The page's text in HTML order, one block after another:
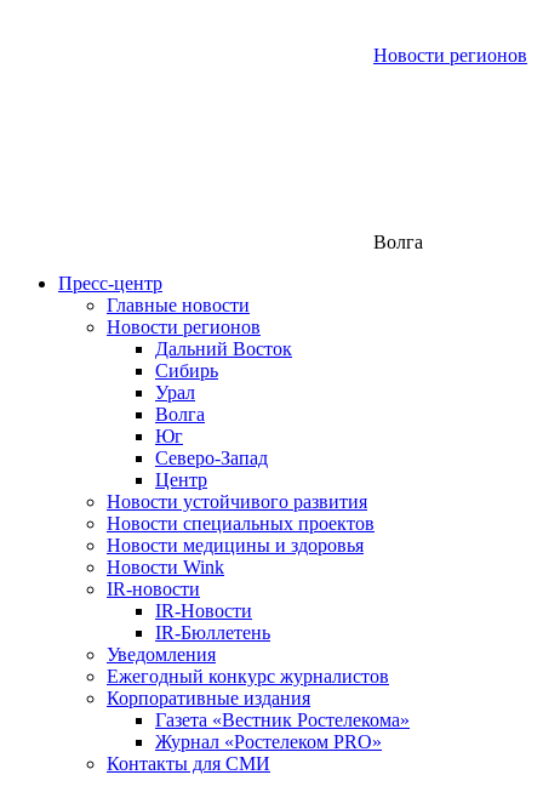
Новости регионов
Волга
Пресс-центр
Главные новости
Новости регионов
Дальний Восток
Сибирь
Урал
Волга
Юг
Северо-Запад
Центр
Новости устойчивого развития
Новости специальных проектов
Новости медицины и здоровья
Новости Wink
IR-новости
IR-Новости
IR-Бюллетень
Уведомления
Ежегодный конкурс журналистов
Корпоративные издания
Газета «Вестник Ростелекома»
Журнал «Ростелеком PRO»
Контакты для СМИ